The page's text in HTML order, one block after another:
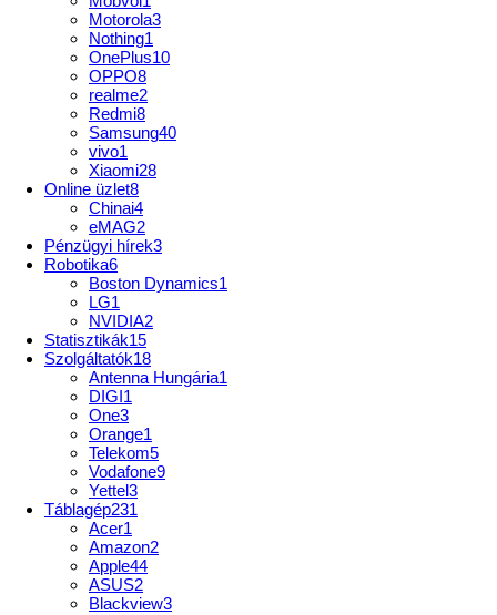
Motorola3
Nothing1
OnePlus10
OPPO8
realme2
Redmi8
Samsung40
vivo1
Xiaomi28
Online üzlet8
Chinai4
eMAG2
Pénzügyi hírek3
Robotika6
Boston Dynamics1
LG1
NVIDIA2
Statisztikák15
Szolgáltatók18
Antenna Hungária1
DIGI1
One3
Orange1
Telekom5
Vodafone9
Yettel3
Táblagép231
Acer1
Amazon2
Apple44
ASUS2
Blackview3